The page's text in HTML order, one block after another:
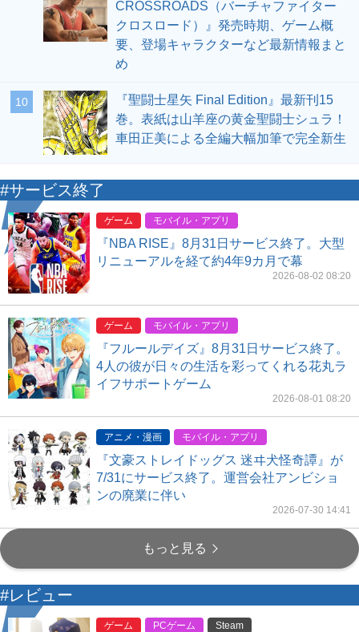
CROSSROADS（バーチャファイター
クロスロード）』発売時期、ゲーム概
要、登場キャラクターなど最新情報まと
め
10
『聖闘士星矢 Final Edition』最新刊15
巻。表紙は山羊座の黄金聖闘士シュラ！
車田正美による全編大幅加筆で完全新生
#サービス終了
ゲーム モバイル・アプリ
『NBA RISE』8月31日サービス終了。大型
リニューアルを経て約4年9カ月で幕
2026-08-02 08:20
ゲーム モバイル・アプリ
『フルールデイズ』8月31日サービス終了。
4人の彼が日々の生活を彩ってくれる花丸ラ
イフサポートゲーム
2026-08-01 08:20
アニメ・漫画 モバイル・アプリ
『文豪ストレイドッグス 迷ヰ犬怪奇譚』が
7/31にサービス終了。運営会社アンビショ
ンの廃業に伴い
2026-07-30 14:41
もっと見る
#レビュー
ゲーム PCゲーム
Steam